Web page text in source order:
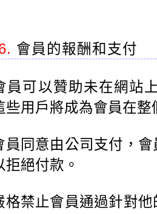
會員的報酬和支付
員可以贊助未在網站
些用戶將成為會員在
員同意由公司支付，
拒絕付款。
格禁止會員通過針對